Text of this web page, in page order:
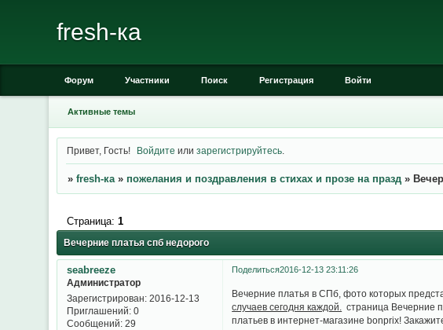
fresh-ка
Форум Участники Поиск Регистрация Войти
Активные темы
Привет, Гость! Войдите илизарегистрируйтесь
» fresh-ка » пожелания и поздравления в стихах и прозе на празд »
Вечерние платья спб недорого
Страница: 1
Поделиться2016-12-13 23:11:26
seabreeze
Администратор
Зарегистрирован: 2016-12-13
Приглашений:0
Сообщений:29
Вечерние платья в СПб, фото которых
случаев сегодня каждой.
страница Вечерние
платьев в интернет-магазине bonprix!